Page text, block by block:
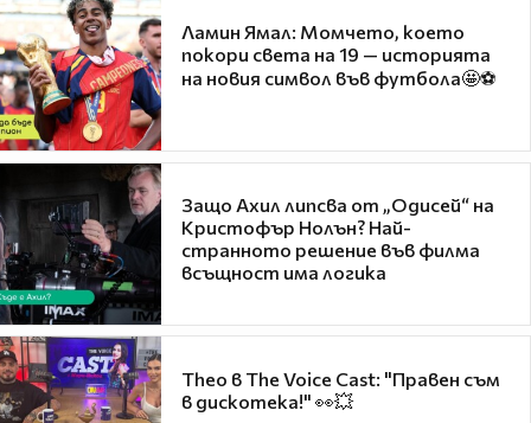
Ламин Ямал: Момчето, което
покори света на 19 — историята
на новия символ във футбола🤩⚽
Защо Ахил липсва от „Одисей“ на
Кристофър Нолън? Най-
странното решение във филма
всъщност има логика
Theo в The Voice Cast: "Правен съм
в дискотека!" 👀💥